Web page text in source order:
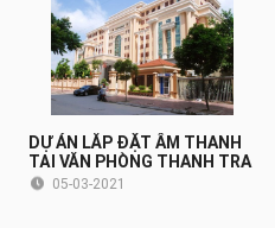
DỰ ÁN LẮP ĐẶT ÂM THANH
TẠI VĂN PHÒNG THANH TRA
CHÍNH PHỦ (HÀ NỘI)
05-03-2021